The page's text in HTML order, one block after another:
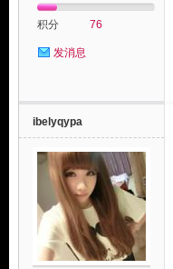
积分 76
发消息
ibelyqypa